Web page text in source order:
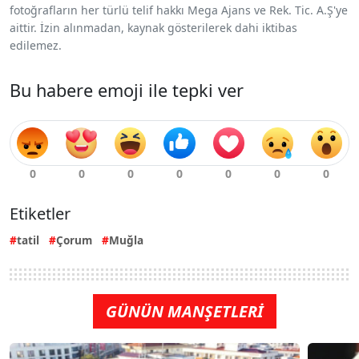
fotoğrafların her türlü telif hakkı Mega Ajans ve Rek. Tic. A.Ş'ye
aittir. İzin alınmadan, kaynak gösterilerek dahi iktibas
edilemez.
Bu habere emoji ile tepki ver
Etiketler
tatil Çorum Muğla
GÜNÜN MANŞETLERİ